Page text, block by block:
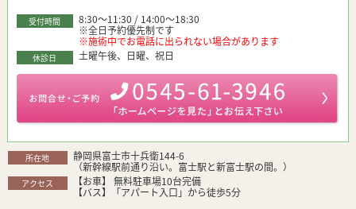
受付時間
8:30～11:30 / 14:00～18:30
※全日予約優先制です
※施術中でお電話に出られない場合があります
休診日 土曜午後、日曜、祝日
所在地
静岡県富士市十兵衛144-6
（新幹線駅前通り沿い。富士駅と新富士駅の間。）
アクセス
【お車】 無料駐車場10台完備
【バス】「アパート入口」から徒歩5分